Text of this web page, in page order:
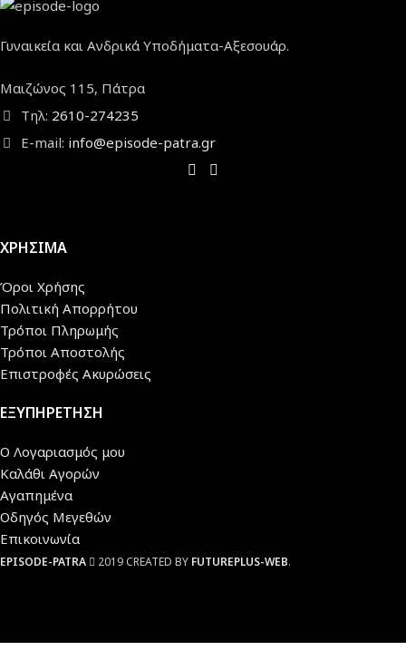
Γυναικεία και Ανδρικά Υποδήματα-Αξεσουάρ.
Μαιζώνος 115, Πάτρα
Τηλ: 2610-274235
E-mail: info@episode-patra.gr
ΧΡΗΣΙΜΑ
Όροι Χρήσης
Πολιτική Απορρήτου
Τρόποι Πληρωμής
Τρόποι Αποστολής
Επιστροφές Ακυρώσεις
ΕΞΥΠΗΡΕΤΗΣΗ
Ο Λογαριασμός μου
Καλάθι Αγορών
Αγαπημένα
Οδηγός Μεγεθών
Επικοινωνία
EPISODE-PATRA 2019 CREATED BY FUTUREPLUS-WEB.